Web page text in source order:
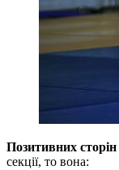
Позитивних сторін
секції, то вона: